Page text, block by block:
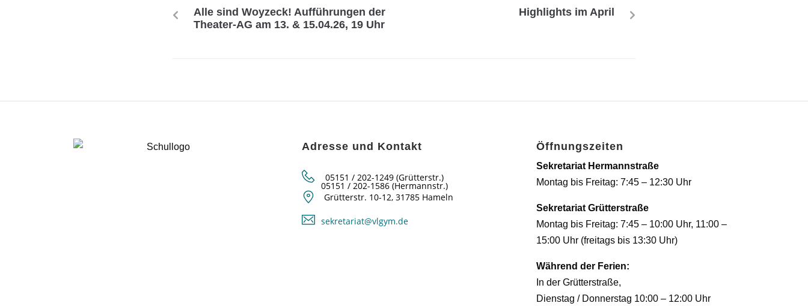
Alle sind Woyzeck! Aufführungen der
Theater-AG am 13. & 15.04.26, 19 Uhr
Highlights im April
Adresse und Kontakt
05151 / 202-1249 (Grütterstr.)
05151 / 202-1586 (Hermannstr.)
Grütterstr. 10-12, 31785 Hameln
sekretariat@vlgym.de
Öffnungszeiten
Sekretariat Hermannstraße
Montag bis Freitag: 7:45 – 12:30 Uhr
Sekretariat Grütterstraße
Montag bis Freitag: 7:45 – 10:00 Uhr, 11:00 –
15:00 Uhr (freitags bis 13:30 Uhr)
Während der Ferien:
In der Grütterstraße,
Dienstag / Donnerstag 10:00 – 12:00 Uhr